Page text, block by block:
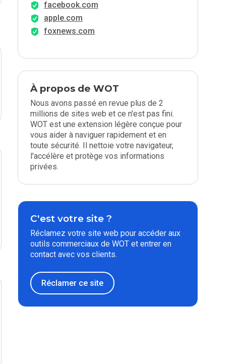
facebook.com
apple.com
foxnews.com
À propos de WOT
Nous avons passé en revue plus de 2
millions de sites web et ce n'est pas fini.
WOT est une extension légère conçue pour
vous aider à naviguer rapidement et en
toute sécurité. Il nettoie votre navigateur,
l'accélère et protège vos informations
privées.
C'est votre site ?
Réclamez votre site web pour accéder aux
outils commerciaux de WOT et entrer en
contact avec vos clients.
Réclamer ce site